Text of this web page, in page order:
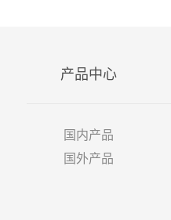
产品中心
国内产品
国外产品